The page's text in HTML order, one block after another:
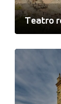
Teatro